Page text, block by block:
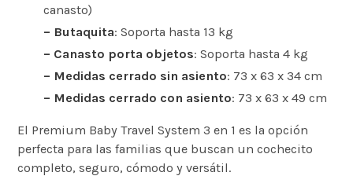
canasto)
– Butaquita: Soporta hasta 13 kg
– Canasto porta objetos: Soporta hasta 4 kg
– Medidas cerrado sin asiento: 73 x 63 x 34 cm
– Medidas cerrado con asiento: 73 x 63 x 49 cm
El Premium Baby Travel System 3 en 1 es la opción
perfecta para las familias que buscan un cochecito
completo, seguro, cómodo y versátil.